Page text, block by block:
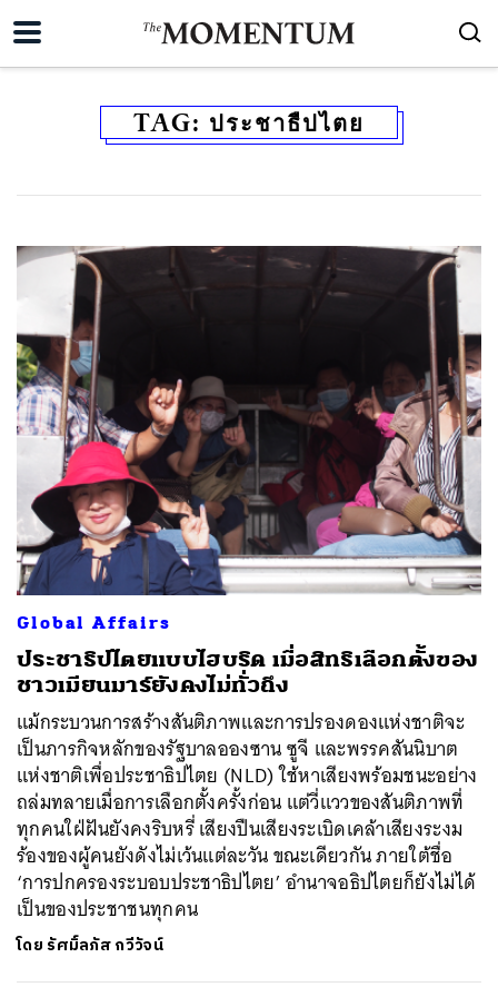
TAG: ประชาธืปไตย
Global Affairs
ประชาธิปไตยแบบไฮบริด เมื่อสิทธิเลือกตั้งของ
ชาวเมียนมาร์ยังคงไม่ทั่วถึง
แม้กระบวนการสร้างสันติภาพและการปรองดองแห่งชาติจะ
เป็นภารกิจหลักของรัฐบาลอองซาน ซูจี และพรรคสันนิบาต
แห่งชาติเพื่อประชาธิปไตย (NLD) ใช้หาเสียงพร้อมชนะอย่าง
ถล่มทลายเมื่อการเลือกตั้งครั้งก่อน แต่วี่แววของสันติภาพที่
ทุกคนใฝ่ฝันยังคงริบหรี่ เสียงปืนเสียงระเบิดเคล้าเสียงระงม
ร้องของผู้คนยังดังไม่เว้นแต่ละวัน ขณะเดียวกัน ภายใต้ชื่อ
‘การปกครองระบอบประชาธิปไตย’ อำนาจอธิปไตยก็ยังไม่ได้
เป็นของประชาชนทุกคน
โดย รัศมิ์ลภัส กวีวัจน์
ค้นหา
LINE